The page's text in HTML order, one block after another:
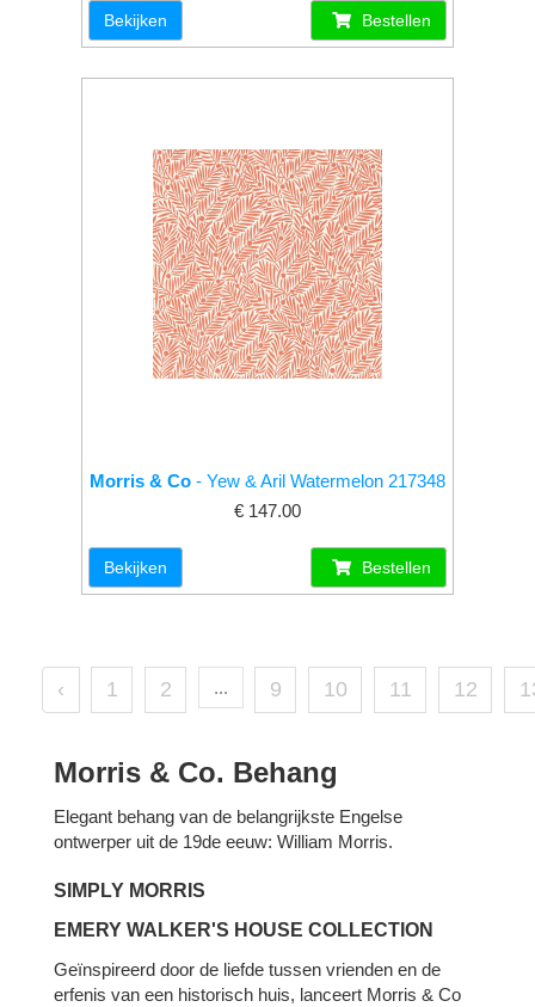
Bekijken Bestellen
Morris & Co - Yew & Aril Watermelon 217348
€ 147.00
Bekijken Bestellen
‹ 1 2 ... 9 10 11 12
Morris & Co. Behang
Elegant behang van de belangrijkste Engelse
ontwerper uit de 19de eeuw: William Morris.
SIMPLY MORRIS
EMERY WALKER'S HOUSE COLLECTION
Geïnspireerd door de liefde tussen vrienden en de
erfenis van een historisch huis, lanceert Morris & Co